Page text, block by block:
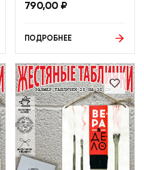
790,00 ₽
ПОДРОБНЕЕ